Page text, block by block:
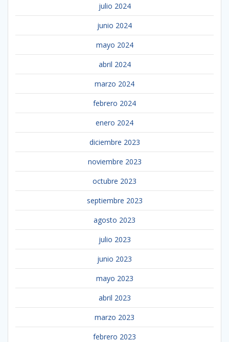
julio 2024
junio 2024
mayo 2024
abril 2024
marzo 2024
febrero 2024
enero 2024
diciembre 2023
noviembre 2023
octubre 2023
septiembre 2023
agosto 2023
julio 2023
junio 2023
mayo 2023
abril 2023
marzo 2023
febrero 2023